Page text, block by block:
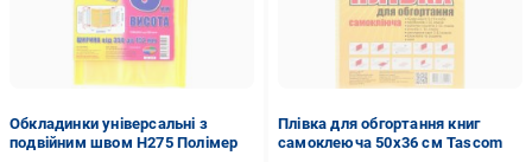
Обкладинки універсальні з
подвійним швом H275 Полімер
Плівка для обгортання книг
самоклеюча 50x36 см Tascom